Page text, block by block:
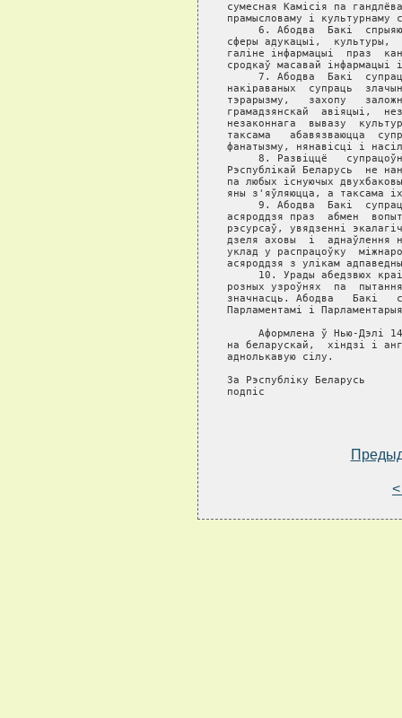
сумесная Камiсiя па
прамысловаму i культурнаму
6. Абодва  Бакi
сферы адукацыi,  культуры,
галiне iнфармацыi  праз
сродкаў масавай
7. Абодва  Бакi
накiраваных  супраць
тэрарызму,   захопу
грамадзянскай  авiяцыi,
незаконнага  вывазу
таксама   абавязваюцца
фанатызму, нянавiсцi i
8. Развiццё
Рэспублiкай Беларусь  не
па любых iснуючых
яны з'яўляюцца, а таксама
9. Абодва  Бакi
асяроддзя праз  абмен
рэсурсаў, увядзеннi
дзеля аховы  i  аднаўлення
уклад у распрацоўку
асяроддзя з улiкам
10. Урады абедзвюх
розных узроўнях  па
значнасць. Абодва   Бакi
Парламентамi i
Аформлена ў Нью-Дэлi
на беларускай,  хiндзi i
аднолькавую сiлу.
За Рэспублiку
подпiс